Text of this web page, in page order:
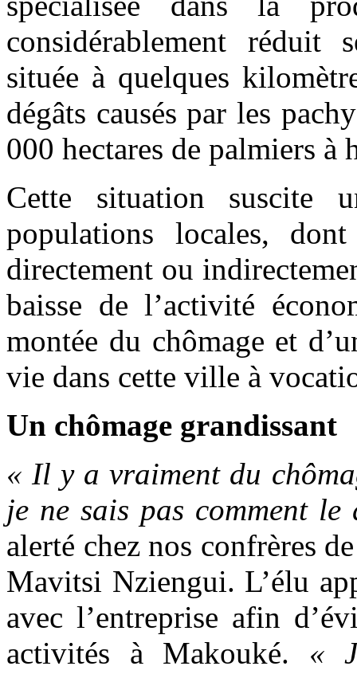
considérablement réduit
située à quelques
dégâts causés par les
000 hectares de palmiers à
Cette situation suscite
populations locales,
directement ou
baisse de l’activité
montée du chômage et
vie dans cette ville à
Un chômage grandissant
« Il y a vraiment du
je ne sais pas comment
alerté chez nos confrères
Mavitsi Nziengui. L’élu
avec l’entreprise afin
activités à Makouké. «